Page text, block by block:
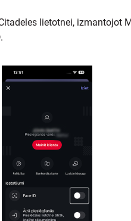
lietotnei, izmantojot